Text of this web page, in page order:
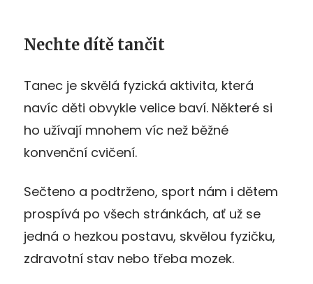
Nechte dítě tančit
Tanec je skvělá fyzická aktivita, která
navíc děti obvykle velice baví. Některé si
ho užívají mnohem víc než běžné
konvenční cvičení.
Sečteno a podtrženo, sport nám i dětem
prospívá po všech stránkách, ať už se
jedná o hezkou postavu, skvělou fyzičku,
zdravotní stav nebo třeba mozek.